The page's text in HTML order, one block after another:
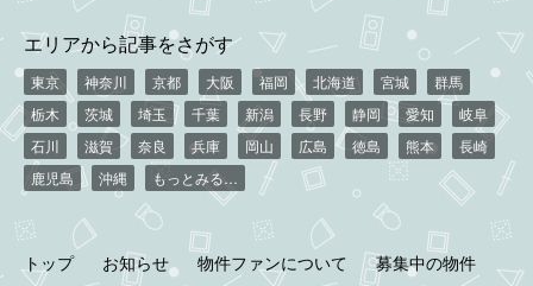
エリアから記事をさがす
東京 神奈川 京都 大阪 福岡 北海道 宮城
群馬
栃木
茨城 埼玉 千葉 新潟 長野 静岡 愛知
岐阜
石川
滋賀 奈良 兵庫 岡山 広島 徳島 熊本
長崎
鹿児島
沖縄 もっとみる…
トップ お知らせ 物件ファンについて 募集中の物件